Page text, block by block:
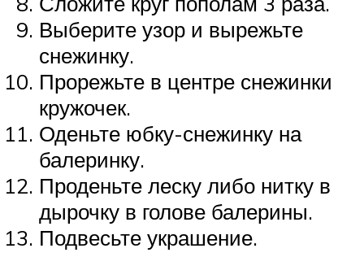
Выберите узор и вырежьте
снежинку.
Прорежьте в центре снежинки
кружочек.
Оденьте юбку-снежинку на
балеринку.
Проденьте леску либо нитку в
дырочку в голове балерины.
Подвесьте украшение.